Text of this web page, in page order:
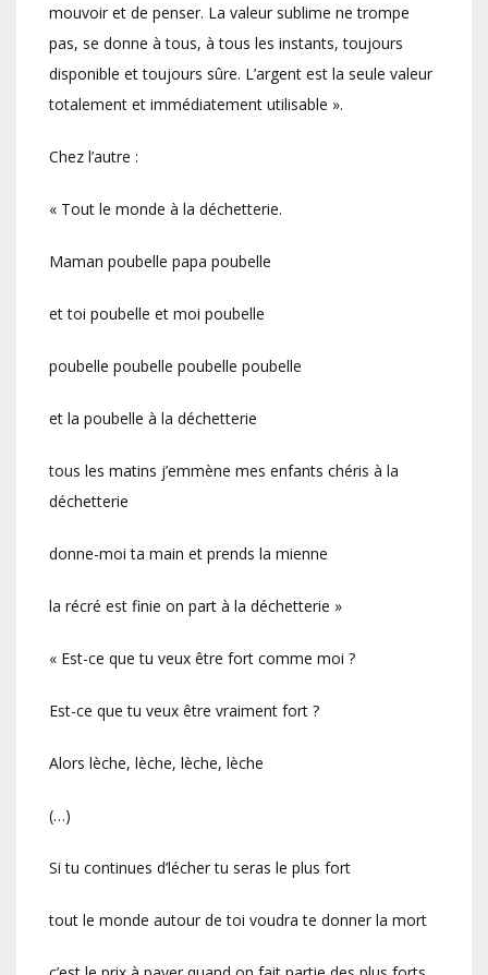
mouvoir et de penser. La valeur sublime ne trompe
pas, se donne à tous, à tous les instants, toujours
disponible et toujours sûre. L’argent est la seule valeur
totalement et immédiatement utilisable ».
Chez l’autre :
« Tout le monde à la déchetterie.
Maman poubelle papa poubelle
et toi poubelle et moi poubelle
poubelle poubelle poubelle poubelle
et la poubelle à la déchetterie
tous les matins j’emmène mes enfants chéris à la
déchetterie
donne-moi ta main et prends la mienne
la récré est finie on part à la déchetterie »
« Est-ce que tu veux être fort comme moi ?
Est-ce que tu veux être vraiment fort ?
Alors lèche, lèche, lèche, lèche
(…)
Si tu continues d’lécher tu seras le plus fort
tout le monde autour de toi voudra te donner la mort